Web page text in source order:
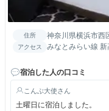
住所 神奈川県横浜市西
アクセス
みなとみらい線
タクシーで約20分
宿泊した人の口コミ
こんぶ大使
土曜日に宿泊しました。